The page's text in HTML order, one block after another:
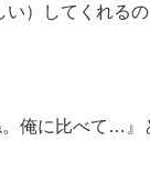
）してくれるの
俺に比べて…』